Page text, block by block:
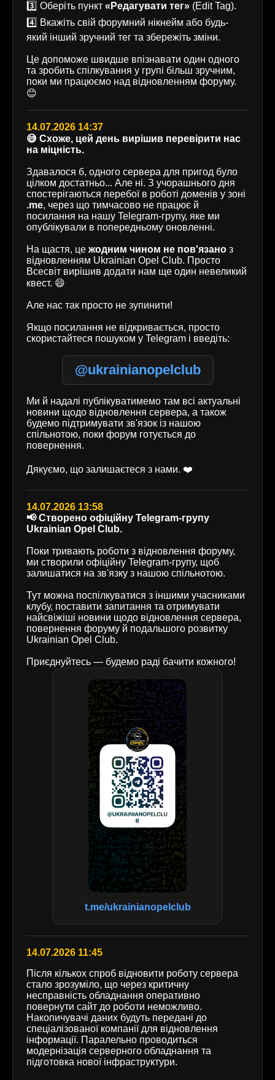
3️⃣ Оберіть пункт «Редагувати тег» (Edit Tag).
4️⃣ Вкажіть свій форумний нікнейм або будь-
який інший зручний тег та збережіть зміни.
Це допоможе швидше впізнавати один одного
та зробить спілкування у групі більш зручним,
поки ми працюємо над відновленням форуму.
😊
14.07.2026 14:37
😅 Схоже, цей день вирішив перевірити нас
на міцність.
Здавалося б, одного сервера для пригод було
цілком достатньо... Але ні. З учорашнього дня
спостерігаються перебої в роботі доменів у зоні
.me, через що тимчасово не працює й
посилання на нашу Telegram-групу, яке ми
опублікували в попередньому оновленні.
На щастя, це жодним чином не пов'язано з
відновленням Ukrainian Opel Club. Просто
Всесвіт вирішив додати нам ще один невеликий
квест. 😄
Але нас так просто не зупинити!
Якщо посилання не відкривається, просто
скористайтеся пошуком у Telegram і введіть:
@ukrainianopelclub
Ми й надалі публікуватимемо там всі актуальні
новини щодо відновлення сервера, а також
будемо підтримувати зв'язок із нашою
спільнотою, поки форум готується до
повернення.
Дякуємо, що залишаєтеся з нами. ❤️
14.07.2026 13:58
📢 Створено офіційну Telegram-групу
Ukrainian Opel Club.
Поки тривають роботи з відновлення форуму,
ми створили офіційну Telegram-групу, щоб
залишатися на зв'язку з нашою спільнотою.
Тут можна поспілкуватися з іншими учасниками
клубу, поставити запитання та отримувати
найсвіжіші новини щодо відновлення сервера,
повернення форуму й подальшого розвитку
Ukrainian Opel Club.
Приєднуйтесь — будемо раді бачити кожного!
t.me/ukrainianopelclub
14.07.2026 11:45
Після кількох спроб відновити роботу сервера
стало зрозуміло, що через критичну
несправність обладнання оперативно
повернути сайт до роботи неможливо.
Накопичувачі даних будуть передані до
спеціалізованої компанії для відновлення
інформації. Паралельно проводиться
модернізація серверного обладнання та
підготовка нової інфраструктури.